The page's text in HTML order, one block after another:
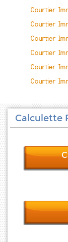
Courtier
Courtier
Courtier
Courtier
Courtier
Courtier
Calculette